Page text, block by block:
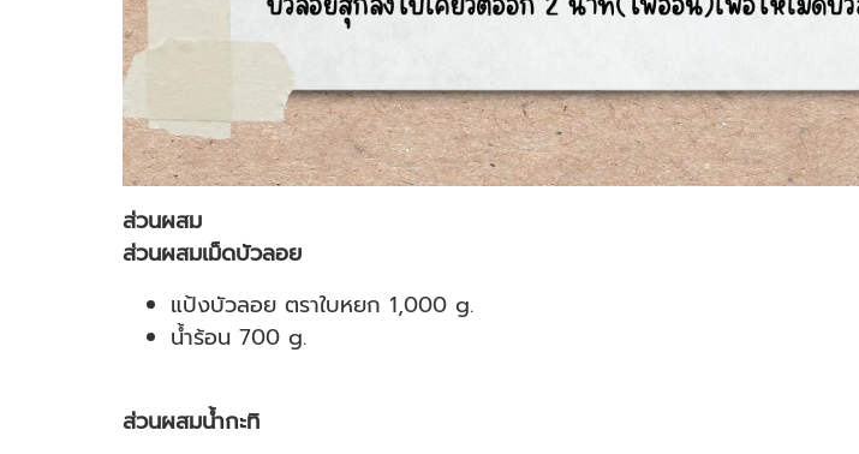
ส่วนผสม
ส่วนผสมเม็ดบัวลอย
แป้งบัวลอย ตราใบหยก 1,000 g.
น้ำร้อน 700 g.
ส่วนผสมน้ำกะทิ